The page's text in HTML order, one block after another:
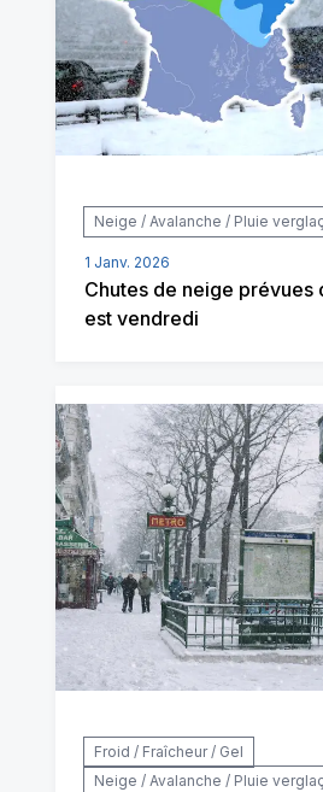
Neige / Avalanche / Pluie
1 Janv. 2026
Chutes de neige prévues
est vendredi
Froid / Fraîcheur / Gel
Neige / Avalanche / Pluie